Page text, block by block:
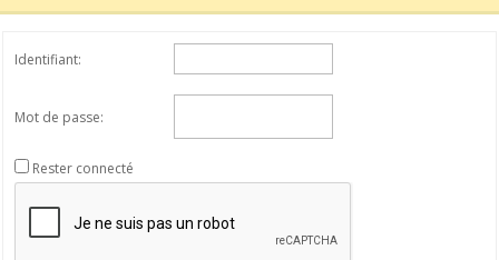
Identifiant:
Mot de passe:
Rester connecté